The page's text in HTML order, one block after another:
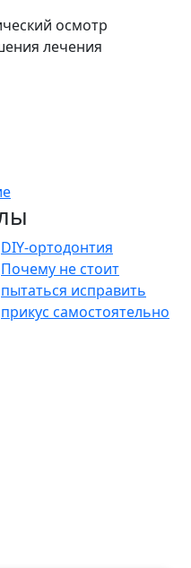
осмотр
лечения
DIY-ортодонтия
Почему не стоит
пытаться исправить
прикус самостоятельно